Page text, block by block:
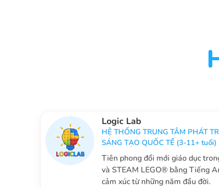
Logic Lab
HỆ THỐNG TRUNG TÂM PHÁT
SÁNG TẠO QUỐC TẾ (3-11+ tuổi)
Tiên phong đổi mới giáo dục
và STEAM LEGO® bằng Tiếng
cảm xúc từ những năm đầu đời.